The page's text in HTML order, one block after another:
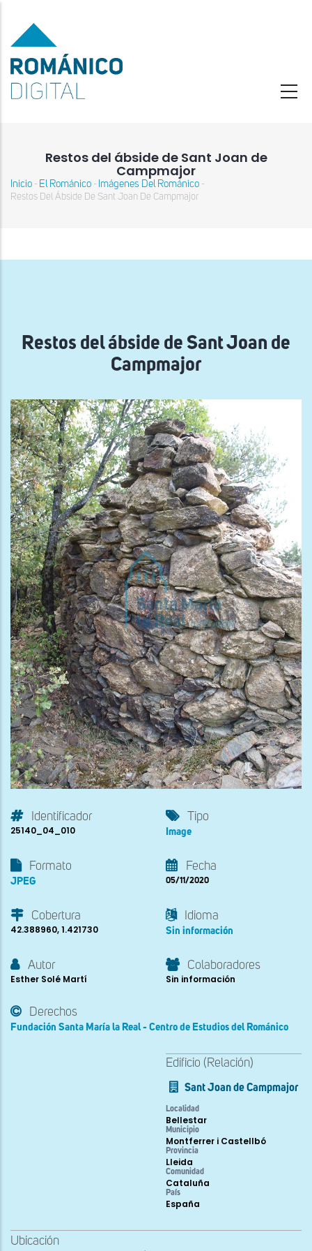
contenido
principal
Restos del ábside de Sant Joan de
Campmajor
Sobrescribir
ayuda
Inicio - El Románico - Imágenes Del Románico -
Restos Del Ábside De Sant Joan De Campmajor
Restos del ábside de Sant Joan de
Campmajor
Identificador
25140_04_010
Tipo
Image
Formato
JPEG
Fecha
05/11/2020
Cobertura
42.388960, 1.421730
Idioma
Sin información
Autor
Esther Solé Martí
Colaboradores
Sin información
Derechos
Fundación Santa María la Real - Centro de Estudios del Románico
Edificio (Relación)
Sant Joan de Campmajor
Localidad
Bellestar
Municipio
Montferrer i Castellbó
Provincia
Lleida
Comunidad
Cataluña
País
España
Ubicación